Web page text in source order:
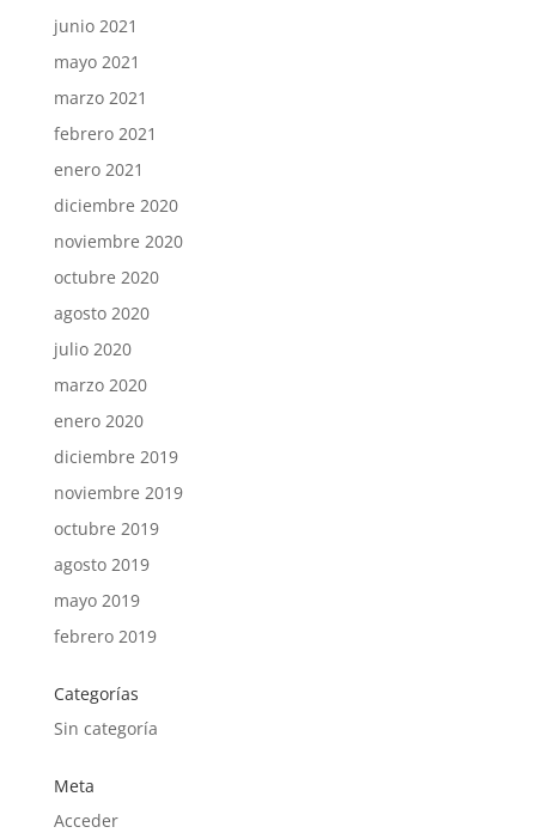
junio 2021
mayo 2021
marzo 2021
febrero 2021
enero 2021
diciembre 2020
noviembre 2020
octubre 2020
agosto 2020
julio 2020
marzo 2020
enero 2020
diciembre 2019
noviembre 2019
octubre 2019
agosto 2019
mayo 2019
febrero 2019
Categorías
Sin categoría
Meta
Acceder